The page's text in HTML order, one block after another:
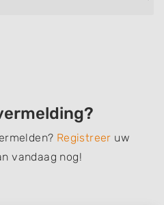
Registreer uw
vandaag nog!